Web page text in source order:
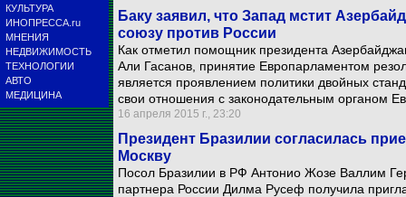
КУЛЬТУРА
ИНОПРЕССА.ru
МНЕНИЯ
НЕДВИЖИМОСТЬ
ТЕХНОЛОГИИ
АВТО
МЕДИЦИНА
Баку заявил, что Запад мстит
союзу против России
Как отметил помощник президента
Али Гасанов, принятие Европарламентом
является проявлением политики двойных
свои отношения с законодательным органом
16 апреля 2015 г., 23:20
Президент Бразилии согласилась
Москву
Посол Бразилии в РФ Антонио Жозе Валлим
партнера России Дилма Русеф получила